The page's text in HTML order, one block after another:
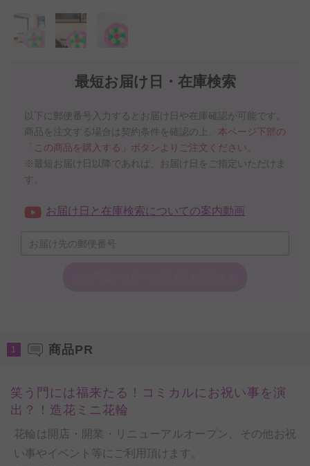
最短お届け日・在庫検索
以下に郵便番号入力するとお届け日や在庫確認が可能です。
商品を注文する場合は契約条件を確認の上、 本ページ下部の
「この商品を購入する」ボタンよりご注文ください。
※最短お届け日以降であれば、お届け日をご指定いただけま
す。
お届け日と在庫検索についての案内動画
1 商品PR
笑う門には福来たる！コミカルにお祝い事を演
出？！造花ミニ花輪
花輪は開店・開業・リニューアルオープン、その他お祝
い事やイベント等にご利用頂けます。